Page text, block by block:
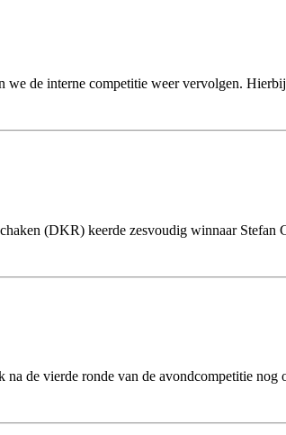
de interne competitie weer vervolgen.
(DKR) keerde zesvoudig winnaar
na de vierde ronde van de avondcompetitie